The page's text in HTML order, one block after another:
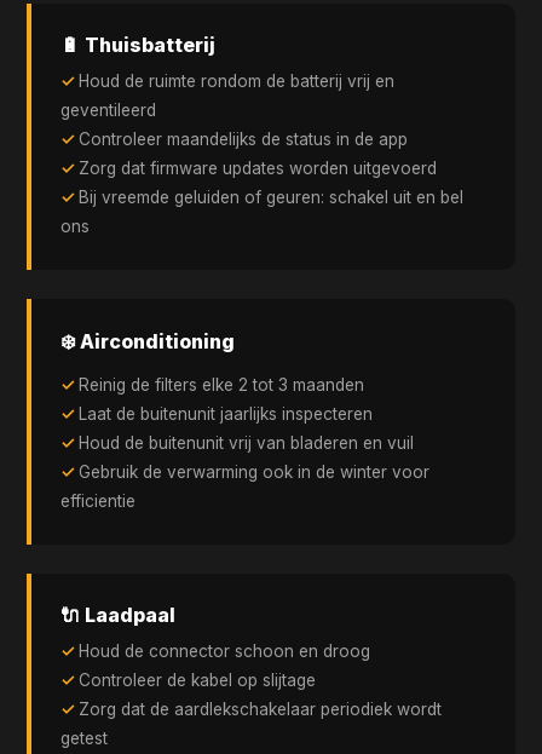
🔋 Thuisbatterij
Houd de ruimte rondom de batterij vrij en
geventileerd
Controleer maandelijks de status in de app
Zorg dat firmware updates worden uitgevoerd
Bij vreemde geluiden of geuren: schakel uit en bel
ons
❄️ Airconditioning
Reinig de filters elke 2 tot 3 maanden
Laat de buitenunit jaarlijks inspecteren
Houd de buitenunit vrij van bladeren en vuil
Gebruik de verwarming ook in de winter voor
efficientie
🔌 Laadpaal
Houd de connector schoon en droog
Controleer de kabel op slijtage
Zorg dat de aardlekschakelaar periodiek wordt
getest